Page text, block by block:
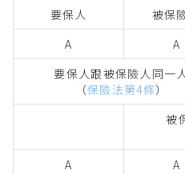
要保人
被保
A
A
要保⼈跟被保險⼈同⼀
（保險法第4條）
被
A
A